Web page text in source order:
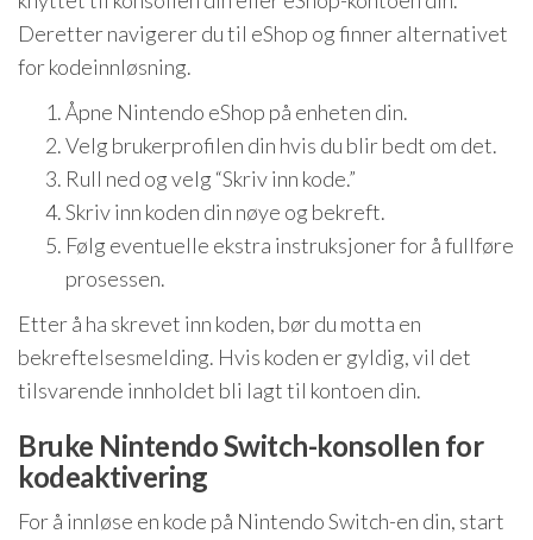
Deretter navigerer du til eShop og finner alternativet
for kodeinnløsning.
Åpne Nintendo eShop på enheten din.
Velg brukerprofilen din hvis du blir bedt om det.
Rull ned og velg “Skriv inn kode.”
Skriv inn koden din nøye og bekreft.
Følg eventuelle ekstra instruksjoner for å fullføre
prosessen.
Etter å ha skrevet inn koden, bør du motta en
bekreftelsesmelding. Hvis koden er gyldig, vil det
tilsvarende innholdet bli lagt til kontoen din.
Bruke Nintendo Switch-konsollen for
kodeaktivering
For å innløse en kode på Nintendo Switch-en din, start